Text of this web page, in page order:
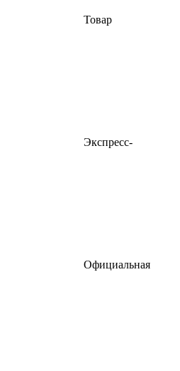
Товар
Экспресс-
Официальная